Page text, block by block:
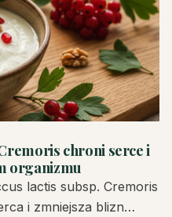
chroni serce i
organizmu
lactis subsp. Cremoris
i zmniejsza blizn…